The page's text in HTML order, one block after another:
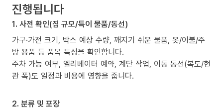
진행됩니다
1. 사전 확인(짐 규모/특이 물품/동선)
가구·가전 크기, 박스 예상 수량, 깨지기 쉬운 물품, 옷/이불/주
방 용품 등 품목 특성을 확인합니다.
주차 가능 여부, 엘리베이터 예약, 계단 작업, 이동 동선(복도/현
관 폭)도 일정과 비용에 영향을 줍니다.
2. 분류 및 포장